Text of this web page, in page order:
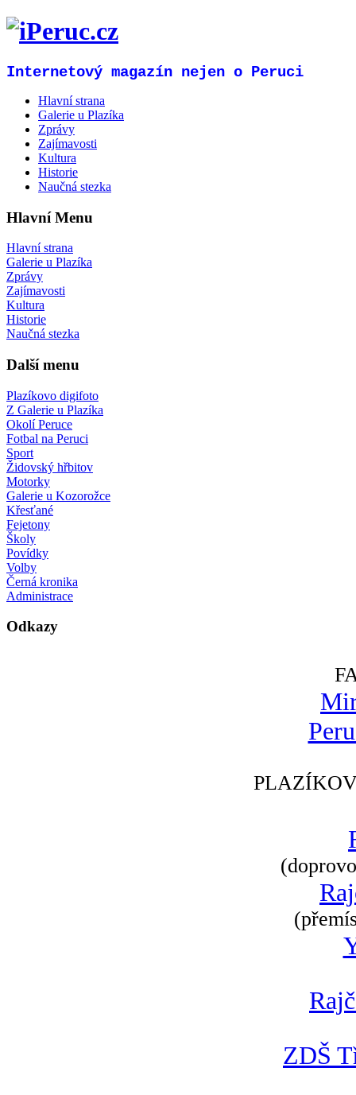
Internetový magazín nejen o Peruci
Hlavní strana
Galerie u Plazíka
Zprávy
Zajímavosti
Kultura
Historie
Naučná stezka
Hlavní Menu
Hlavní strana
Galerie u Plazíka
Zprávy
Zajímavosti
Kultura
Historie
Naučná stezka
Další menu
Plazíkovo digifoto
Z Galerie u Plazíka
Okolí Peruce
Fotbal na Peruci
Sport
Židovský hřbitov
Motorky
Galerie u Kozorožce
Křesťané
Fejetony
Školy
Povídky
Volby
Černá kronika
Administrace
Odkazy
ZDŠ